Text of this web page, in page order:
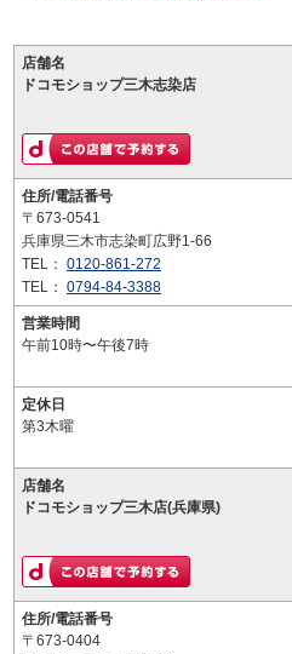
店舗名
ドコモショップ三木志染店
住所/電話番号
〒673-0541
兵庫県三木市志染町広野1-66
TEL： 0120-861-272
TEL： 0794-84-3388
営業時間
午前10時〜午後7時
定休日
第3木曜
店舗名
ドコモショップ三木店(兵庫県)
住所/電話番号
〒673-0404